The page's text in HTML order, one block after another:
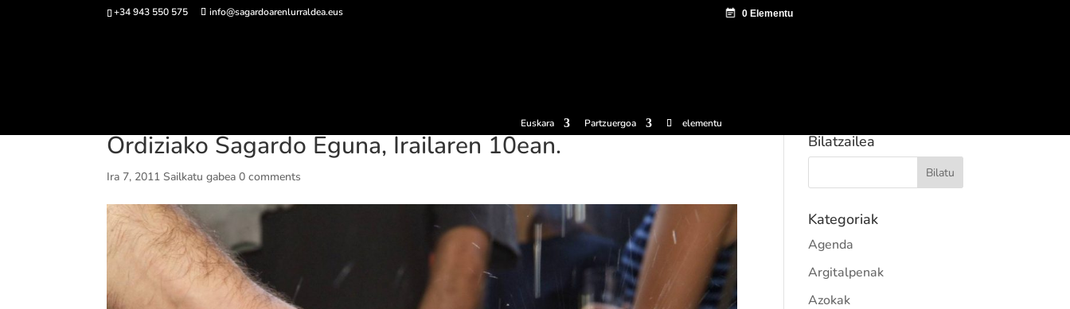
+34 943 550 575 info@sagardoarenlurraldea.eus
Euskara Partzuergoa elementu
Ordiziako Sagardo Eguna, Irailaren 10ean.
Ira 7, 2011 Sailkatu gabea 0 comments
Bilatzailea
Kategoriak
Agenda
Argitalpenak
Azokak